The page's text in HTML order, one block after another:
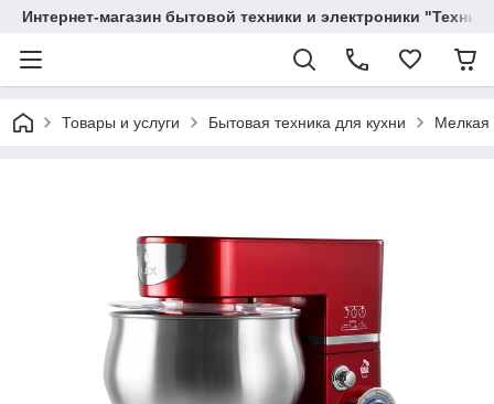
Интернет-магазин бытовой техники и электроники
Товары и услуги Бытовая техника для кухни Мелкая